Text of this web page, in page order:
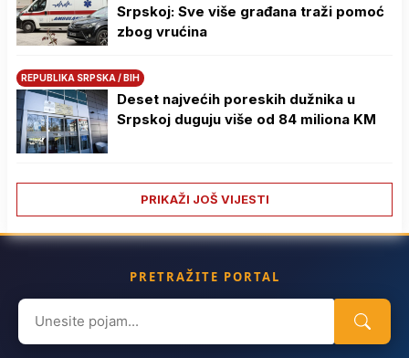
Srpskoj: Sve više građana traži pomoć
zbog vrućina
REPUBLIKA SRPSKA / BIH
Deset najvećih poreskih dužnika u
Srpskoj duguju više od 84 miliona KM
PRIKAŽI JOŠ VIJESTI
PRETRAŽITE PORTAL
Search
for: